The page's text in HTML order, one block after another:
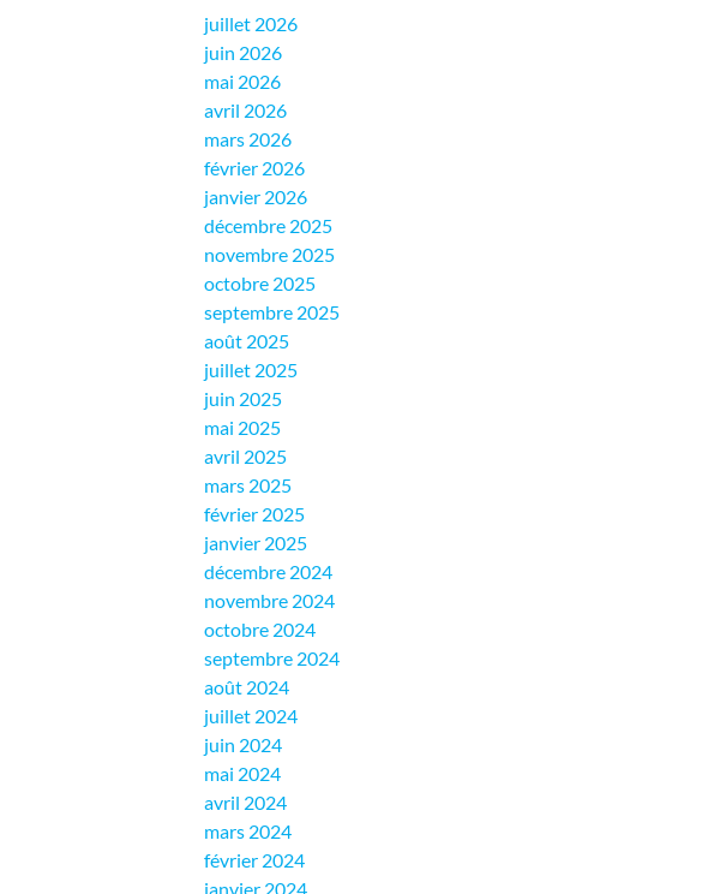
juillet 2026
juin 2026
mai 2026
avril 2026
mars 2026
février 2026
janvier 2026
décembre 2025
novembre 2025
octobre 2025
septembre 2025
août 2025
juillet 2025
juin 2025
mai 2025
avril 2025
mars 2025
février 2025
janvier 2025
décembre 2024
novembre 2024
octobre 2024
septembre 2024
août 2024
juillet 2024
juin 2024
mai 2024
avril 2024
mars 2024
février 2024
janvier 2024